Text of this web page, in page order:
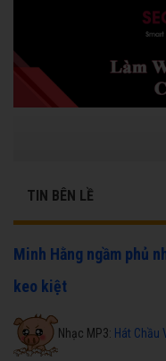
TIN BÊN LỀ
Minh Hằng ngầm phủ
keo kiệt
Nhạc MP3: Hát Chầu